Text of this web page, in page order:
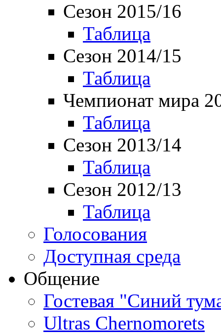
Сезон 2015/16
Таблица
Сезон 2014/15
Таблица
Чемпионат мира
Таблица
Сезон 2013/14
Таблица
Сезон 2012/13
Таблица
Голосования
Доступная среда
Общение
Гостевая "Синий
Ultras Chernomorets